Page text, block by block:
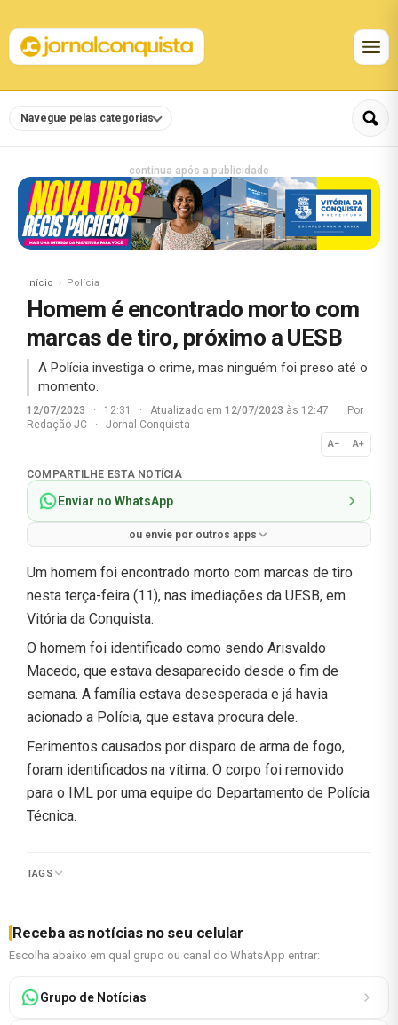
Navegue pelas categorias
continua após a publicidade
Início Polícia
Homem é encontrado morto com
marcas de tiro, próximo a UESB
A Polícia investiga o crime, mas ninguém foi preso até o
momento.
12/07/2023 · 12:31 · Atualizado em 12/07/2023 às 12:47 ·
Por
Redação JC
· Jornal Conquista
A− A+
Normal
COMPARTILHE ESTA NOTÍCIA
Enviar no WhatsApp
ou envie por outros apps
Um homem foi encontrado morto com marcas de tiro
nesta terça-feira (11), nas imediações da UESB, em
Vitória da Conquista.
O homem foi identificado como sendo Arisvaldo
Macedo, que estava desaparecido desde o fim de
semana. A família estava desesperada e já havia
acionado a Polícia, que estava procura dele.
Ferimentos causados por disparo de arma de fogo,
foram identificados na vítima. O corpo foi removido
para o IML por uma equipe do Departamento de Polícia
Técnica.
TAGS
Receba as notícias no seu celular
Escolha abaixo em qual grupo ou canal do WhatsApp entrar:
Grupo de Notícias